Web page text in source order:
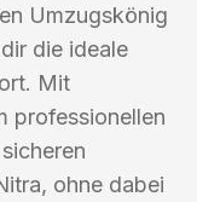
Umzugskönig
die ideale
Mit
professionellen
ohne dabei